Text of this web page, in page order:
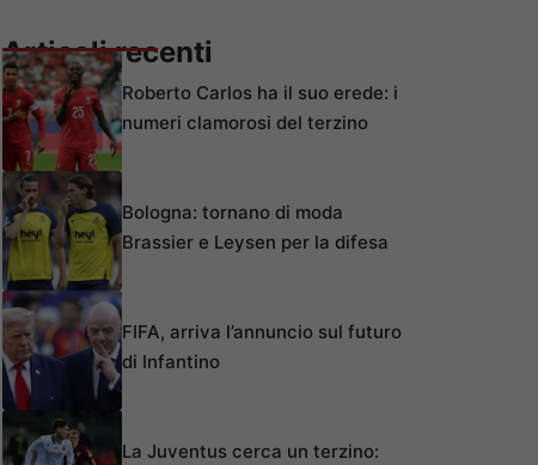
Articoli recenti
Roberto Carlos ha il suo erede: i
numeri clamorosi del terzino
Bologna: tornano di moda
Brassier e Leysen per la difesa
FIFA, arriva l’annuncio sul futuro
di Infantino
La Juventus cerca un terzino: